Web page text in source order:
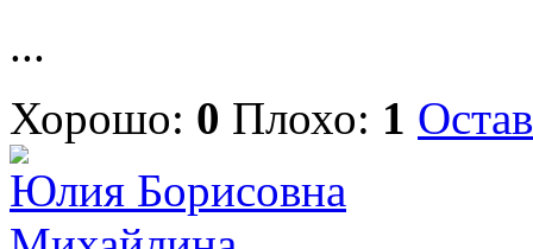
...
Хорошо: 0 Плохо: 1